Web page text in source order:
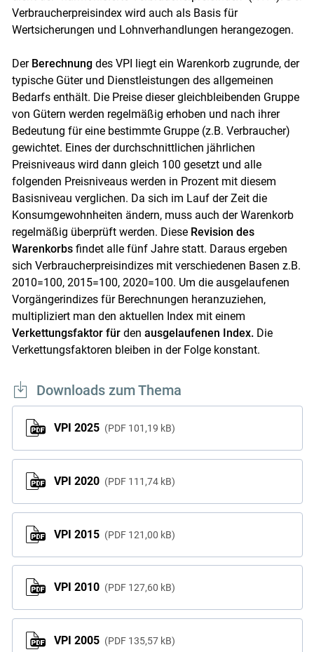
Verbraucherpreisindex wird auch als Basis für
Wertsicherungen und Lohnverhandlungen herangezogen.
Der Berechnungdes VPI liegt ein Warenkorb zugrunde, der
typische Güter und Dienstleistungen des allgemeinen
Bedarfs enthält. Die Preise dieser gleichbleibenden Gruppe
von Gütern werden regelmäßig erhoben und nach ihrer
Bedeutung für eine bestimmte Gruppe (z.B. Verbraucher)
gewichtet. Eines der durchschnittlichen jährlichen
Preisniveaus wird dann gleich 100 gesetzt und alle
folgenden Preisniveaus werden in Prozent mit diesem
Basisniveau verglichen. Da sich im Lauf der Zeit die
Konsumgewohnheiten ändern, muss auch der Warenkorb
regelmäßig überprüft werden. Diese Revision des
Warenkorbsfindet alle fünf Jahre statt. Daraus ergeben
sich Verbraucherpreisindizes mit verschiedenen Basen z.B.
2010=100, 2015=100, 2020=100. Um die ausgelaufenen
Vorgängerindizes für Berechnungen heranzuziehen,
multipliziert man den aktuellen Index mit einem
Verkettungsfaktor fürden ausgelaufenen Index. Die
Verkettungsfaktoren bleiben in der Folge konstant.
Downloads zum Thema
VPI 2025 PDF 101,19 kB
VPI 2020 PDF 111,74 kB
VPI 2015 PDF 121,00 kB
VPI 2010 PDF 127,60 kB
VPI 2005 PDF 135,57 kB